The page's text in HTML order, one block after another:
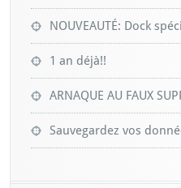
NOUVEAUTÉ: Dock
1 an déjà!!
ARNAQUE AU FAUX
Sauvegardez vos